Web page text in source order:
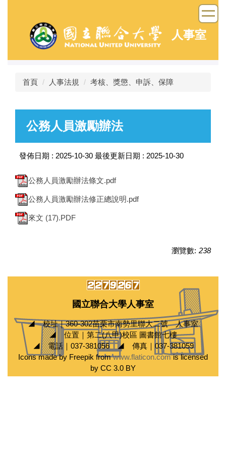
容
人事室
首頁 人事法規 考核、獎懲、申訴、保障
公務人員激勵辦法
發佈日期 : 2025-10-30 最後更新日期 : 2025-10-30
公務人員激勵辦法條文.pdf
公務人員激勵辦法修正總說明.pdf
來文 (17).PDF
瀏覽數: 238
國立聯合大學人事室
◢ 校址｜360-302苗栗市南勢里聯大二號 人事室
◢ 位置｜第二(八甲)校區 圖書館七樓
◢ 電話｜037-381056 ◢ 傳真｜037-381059
Icons made by Freepik fromwww.flaticon.comis licensed
by CC 3.0 BY